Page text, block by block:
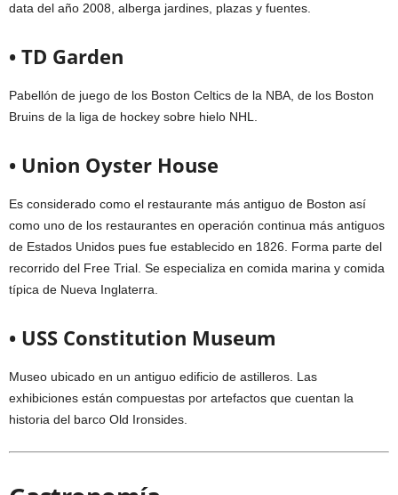
data del año 2008, alberga jardines, plazas y fuentes.
• TD Garden
Pabellón de juego de los Boston Celtics de la NBA, de los Boston
Bruins de la liga de hockey sobre hielo NHL.
• Union Oyster House
Es considerado como el restaurante más antiguo de Boston así
como uno de los restaurantes en operación continua más antiguos
de Estados Unidos pues fue establecido en 1826. Forma parte del
recorrido del Free Trial. Se especializa en comida marina y comida
típica de Nueva Inglaterra.
• USS Constitution Museum
Museo ubicado en un antiguo edificio de astilleros. Las
exhibiciones están compuestas por artefactos que cuentan la
historia del barco Old Ironsides.